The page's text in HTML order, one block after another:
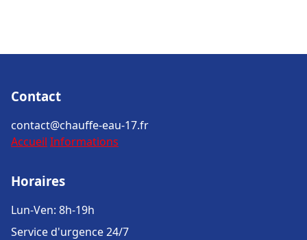
Contact
contact@chauffe-eau-17.fr
Accueil Informations
Horaires
Lun-Ven: 8h-19h
Service d'urgence 24/7